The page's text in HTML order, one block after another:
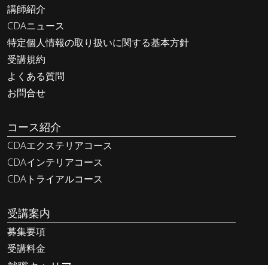
講師紹介
CDAニュース
特定個人情報の取り扱いに関する基本方針
受講規約
よくある質問
お問合せ
コース紹介
CDAエクステリアコース
CDAインテリアコース
CDAトライアルコース
受講案内
募集要項
受講料金